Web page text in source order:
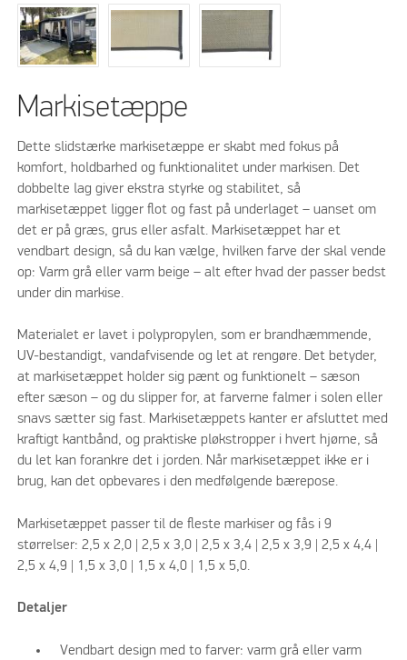
Markisetæppe
Dette slidstærke markisetæppe er skabt med fokus på
komfort, holdbarhed og funktionalitet under markisen. Det
dobbelte lag giver ekstra styrke og stabilitet, så
markisetæppet ligger flot og fast på underlaget – uanset om
det er på græs, grus eller asfalt. Markisetæppet har et
vendbart design, så du kan vælge, hvilken farve der skal vende
op: Varm grå eller varm beige – alt efter hvad der passer bedst
under din markise.
Materialet er lavet i polypropylen, som er brandhæmmende,
UV-bestandigt, vandafvisende og let at rengøre. Det betyder,
at markisetæppet holder sig pænt og funktionelt – sæson
efter sæson – og du slipper for, at farverne falmer i solen eller
snavs sætter sig fast. Markisetæppets kanter er afsluttet med
kraftigt kantbånd, og praktiske pløkstropper i hvert hjørne, så
du let kan forankre det i jorden. Når markisetæppet ikke er i
brug, kan det opbevares i den medfølgende bærepose.
Markisetæppet passer til de fleste markiser og fås i 9
størrelser: 2,5 x 2,0 | 2,5 x 3,0 | 2,5 x 3,4 | 2,5 x 3,9 | 2,5 x 4,4 |
2,5 x 4,9 | 1,5 x 3,0 | 1,5 x 4,0 | 1,5 x 5,0.
Detaljer
Vendbart design med to farver: varm grå eller varm